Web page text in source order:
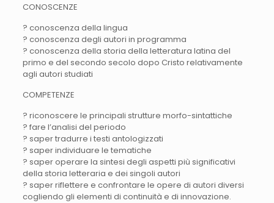
CONOSCENZE
? conoscenza della lingua
? conoscenza degli autori in programma
? conoscenza della storia della letteratura latina del
primo e del secondo secolo dopo Cristo relativamente
agli autori studiati
COMPETENZE
? riconoscere le principali strutture morfo-sintattiche
? fare l’analisi del periodo
? saper tradurre i testi antologizzati
? saper individuare le tematiche
? saper operare la sintesi degli aspetti più significativi
della storia letteraria e dei singoli autori
? saper riflettere e confrontare le opere di autori diversi
cogliendo gli elementi di continuità e di innovazione.